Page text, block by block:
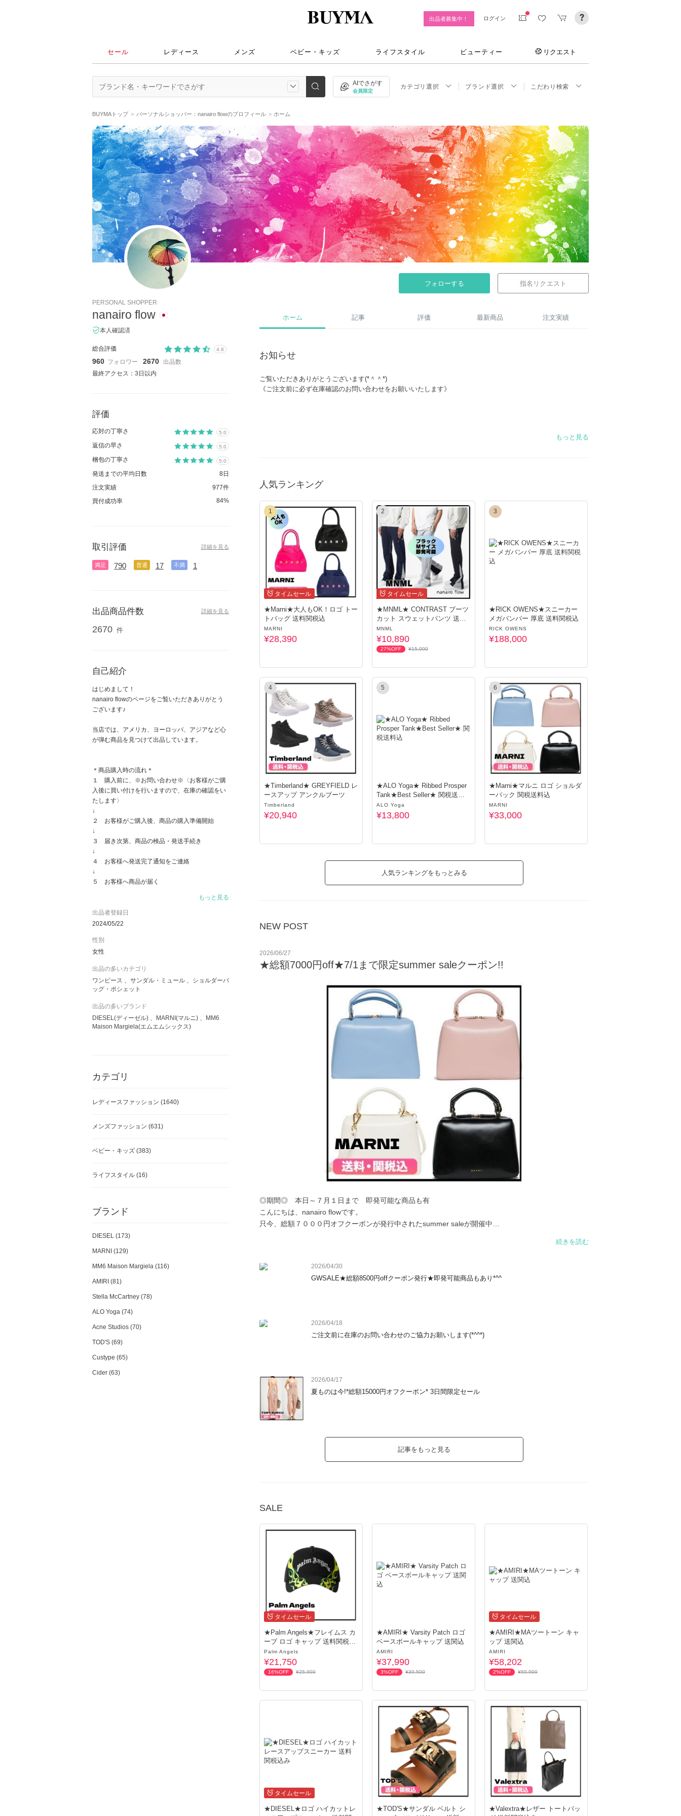
出品者募集中！ ログイン
セール レディース メンズ ベビー・キッズ ライフスタイル ビューティー リクエスト
AIでさがす
会員限定
カテゴリ選択 ブランド選択 こだわり検索
BUYMAトップ パーソナルショッパー：nanairo flowのプロフィール ホーム
フォローする 指名リクエスト
PERSONAL SHOPPER
nanairo flow
本人確認済
総合評価 4.6
960 フォロワー 2670 出品数
最終アクセス：3日以内
評価
応対の丁寧さ 5.0
返信の早さ 5.0
梱包の丁寧さ 5.0
発送までの平均日数
8日
注文実績
977件
買付成功率
84%
取引評価 詳細を見る
満足 790 普通 17 不満 1
出品商品件数 詳細を見る
2670 件
自己紹介
はじめまして！
nanairo flowのページをご覧いただきありがとう
ございます♪
当店では、アメリカ、ヨーロッパ、アジアなど心
が弾む商品を見つけて出品しています。
＊商品購入時の流れ＊
１ 購入前に、※お問い合わせ※〈お客様がご購
入後に買い付けを行いますので、在庫の確認をい
たします〉
↓
２ お客様がご購入後、商品の購入準備開始
↓
３ 届き次第、商品の検品・発送手続き
↓
４ お客様へ発送完了通知をご連絡
↓
５ お客様へ商品が届く
１から５の流れになりますので、お客様へ発送す
るのに10～21日のお時間をいただいております。
ご了承ください。
サイズや色などの心配事がございましたら、お気
軽にお問い合わせくださいませ(*＾＾*)
貴方の欲しいものが見つかる素敵な時間を精一杯
お手伝いさせていただきます。
最後までよろしくお願いいたします＊
※ご注文前に商品ページの【お取引について】を
もっと見る
出品者登録日
2024/05/22
性別
女性
出品の多いカテゴリ
ワンピース
サンダル・ミュール
ショルダーバ
ッグ・ポシェット
出品の多いブランド
DIESEL(ディーゼル)
MARNI(マルニ)
MM6
Maison Margiela(エムエムシックス)
カテゴリ
レディースファッション (1640)
メンズファッション (631)
ベビー・キッズ (383)
ライフスタイル (16)
ブランド
DIESEL (173)
MARNI (129)
MM6 Maison Margiela (116)
AMIRI (81)
Stella McCartney (78)
ALO Yoga (74)
Acne Studios (70)
TOD'S (69)
Custype (65)
Cider (63)
ホーム 記事 評価 最新商品 注文実績
お知らせ
ご覧いただきありがとうございます(*＾＾*)
《ご注文前に必ず在庫確認のお問い合わせをお願いいたします》
--------------------------------------------------
＊当店の掲載商品は全て各ブランドの検品を通過した「新品・未使用・正規品」となります。偽物の取扱いはご
ざいません。
*海外からの買い付けとなるため、商品の到着に2～3週お時間をいただいております。
＊ご注文後に買い付けいたします。
キャンセルは承れませんのでご注意ください。
※ご注文の前に必ず【お取引について】をご一読ください。
nanairo flow
もっと見る
人気ランキング
1
タイムセール
★Marni★大人もOK！ロゴ トー
トバッグ 送料関税込
MARNI
¥28,390
2
タイムセール
★MNML★ CONTRAST ブーツ
カット スウェットパンツ 送料
関税込
MNML
¥10,890
27%OFF ¥15,000
3
★RICK OWENS★スニーカー
メガバンパー 厚底 送料関税込
RICK OWENS
¥188,000
4
★Timberland★ GREYFIELD レ
ースアップ アンクルブーツ
Timberland
¥20,940
5
★ALO Yoga★ Ribbed Prosper
Tank★Best Seller★ 関税送料
込
ALO Yoga
¥13,800
6
★Marni★マルニ ロゴ ショルダ
ーバック 関税送料込
MARNI
¥33,000
人気ランキングをもっとみる
NEW POST
2026/06/27
★総額7000円off★7/1まで限定summer saleクーポン!!
◎期間◎　本日～７月１日まで　即発可能な商品も有
こんにちは、nanairo flowです。
只今、総額７０００円オフクーポンが発行中されたsummer saleが開催中
【１０００円オフ　クーポン】
対象商品；1.5万円以上　対象商品
クーポンコード；　JS7KPF33
対象商品　12000円以上のすべての商品
また、1点限りの在庫セールも開催中！
下記URLからチェック！　サイズがあればお得にゲットできます&amp;#9825;
--------------------------------------------------
期限；2026年7月1日(水)終日
各クーポンお1人様1回ずつ限りご利用可能
※在庫の変動が多くなる時期でございます。
そのため、ご注文いただく前に　お問い合わせ　で在庫の確認をおねがいいたします
続きを読む
2026/04/30
GWSALE★総額8500円offクーポン発行★即発可能商品もあり*^^
2026/04/18
ご注文前に在庫のお問い合わせのご協力お願いします(*^^*)
2026/04/17
夏ものは今!*総額15000円オフクーポン* 3日間限定セール
記事をもっと見る
SALE
タイムセール
★Palm Angels★フレイムス カ
ーブ ロゴ キャップ 送料関税込
み
Palm Angels
¥21,750
16%OFF ¥25,900
★AMIRI★ Varsity Patch ロゴ
ベースボールキャップ 送関込
AMIRI
¥37,990
3%OFF ¥39,500
タイムセール
★AMIRI★MAツートーン キャ
ップ 送関込
AMIRI
¥58,202
2%OFF ¥59,900
タイムセール
★DIESEL★ロゴ ハイカットレ
★TOD'S★サンダル ベルト シ
★Valextra★レザー トートバッ